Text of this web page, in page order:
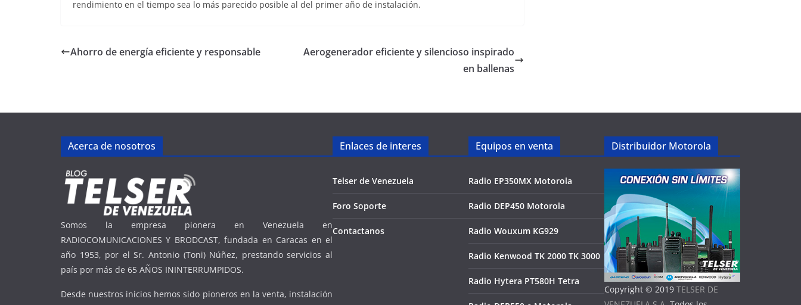
rendimiento en el tiempo sea lo más parecido posible al del primer año de instalación.
Ahorro de energía eficiente y responsable
Aerogenerador eficiente y silencioso inspirado
en ballenas
Acerca de nosotros
Somos la empresa pionera en Venezuela en
RADIOCOMUNICACIONES Y BRODCAST, fundada en Caracas en el
año 1953, por el Sr. Antonio (Toni) Núñez, prestando servicios al
país por más de 65 AÑOS ININTERRUMPIDOS.
Desde nuestros inicios hemos sido pioneros en la venta, instalación
Enlaces de interes
Telser de Venezuela
Foro Soporte
Contactanos
Equipos en venta
Radio EP350MX Motorola
Radio DEP450 Motorola
Radio Wouxum KG929
Radio Kenwood TK 2000 TK 3000
Radio Hytera PT580H Tetra
Distribuidor Motorola
Copyright © 2019 TELSER DE